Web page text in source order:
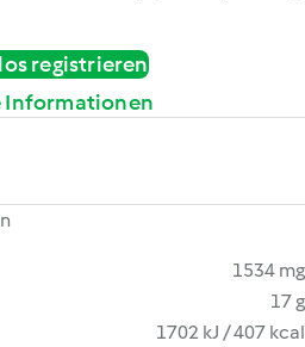
registrieren
Informationen
1534 mg
17 g
1702 kJ / 407 kcal